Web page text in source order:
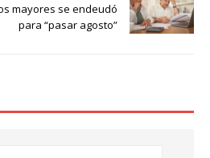
mayores se endeudó
para “pasar agosto”